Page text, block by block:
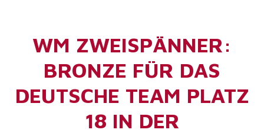
WM ZWEISPÄNNER:
BRONZE FÜR DAS
DEUTSCHE TEAM PLATZ
18 IN DER